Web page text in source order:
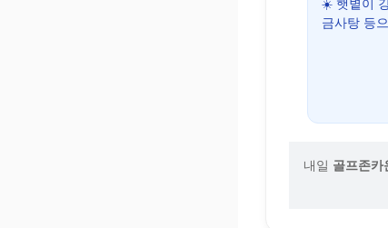
☀️ 햇볕이
금사탕 등
내일 골프존카